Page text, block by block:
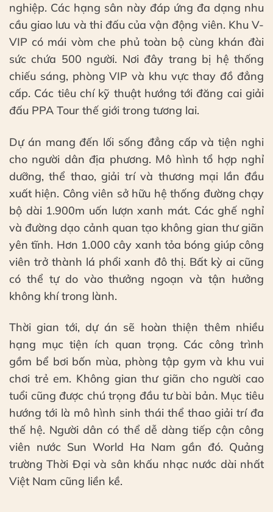
nghiệp. Các hạng sân này đáp ứng đa dạng nhu
cầu giao lưu và thi đấu của vận động viên. Khu V-
VIP có mái vòm che phủ toàn bộ cùng khán đài
sức chứa 500 người. Nơi đây trang bị hệ thống
chiếu sáng, phòng VIP và khu vực thay đồ đẳng
cấp. Các tiêu chí kỹ thuật hướng tới đăng cai giải
đấu PPA Tour thế giới trong tương lai.
Dự án mang đến lối sống đẳng cấp và tiện nghi
cho người dân địa phương. Mô hình tổ hợp nghỉ
dưỡng, thể thao, giải trí và thương mại lần đầu
xuất hiện. Công viên sở hữu hệ thống đường chạy
bộ dài 1.900m uốn lượn xanh mát. Các ghế nghỉ
và đường dạo cảnh quan tạo không gian thư giãn
yên tĩnh. Hơn 1.000 cây xanh tỏa bóng giúp công
viên trở thành lá phổi xanh đô thị. Bất kỳ ai cũng
có thể tự do vào thưởng ngoạn và tận hưởng
không khí trong lành.
Thời gian tới, dự án sẽ hoàn thiện thêm nhiều
hạng mục tiện ích quan trọng. Các công trình
gồm bể bơi bốn mùa, phòng tập gym và khu vui
chơi trẻ em. Không gian thư giãn cho người cao
tuổi cũng được chú trọng đầu tư bài bản. Mục tiêu
hướng tới là mô hình sinh thái thể thao giải trí đa
thế hệ. Người dân có thể dễ dàng tiếp cận công
viên nước Sun World Ha Nam gần đó. Quảng
trường Thời Đại và sân khấu nhạc nước dài nhất
Việt Nam cũng liền kề.